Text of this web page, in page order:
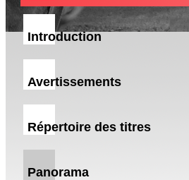
Introduction
Avertissements
Répertoire des titres
Panorama